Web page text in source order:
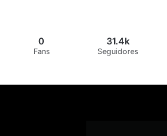
0
Fans
31.4k
Seguidores